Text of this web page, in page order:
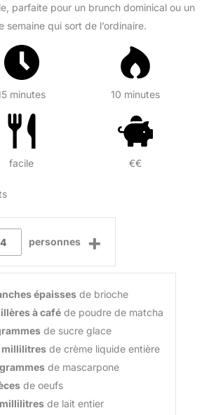
parfaite pour un brunch dominical ou un
semaine qui sort de l’ordinaire.
minutes 10 minutes
facile €€
personnes +
épaisses de brioche
à café de poudre de matcha
de sucre glace
millilitres de crème liquide entière
grammes de mascarpone
de oeufs
millilitres de lait entier